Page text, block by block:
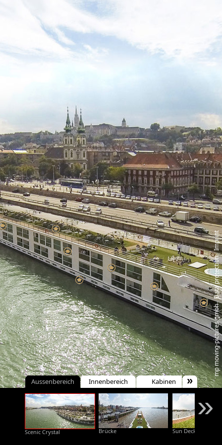
mp moving‑pictures gmbh
‑
Data protection
‑
Imprint
»
Aussenbereich Innenbereich Kabinen
Scenic Crystal Brücke Sun Deck
»